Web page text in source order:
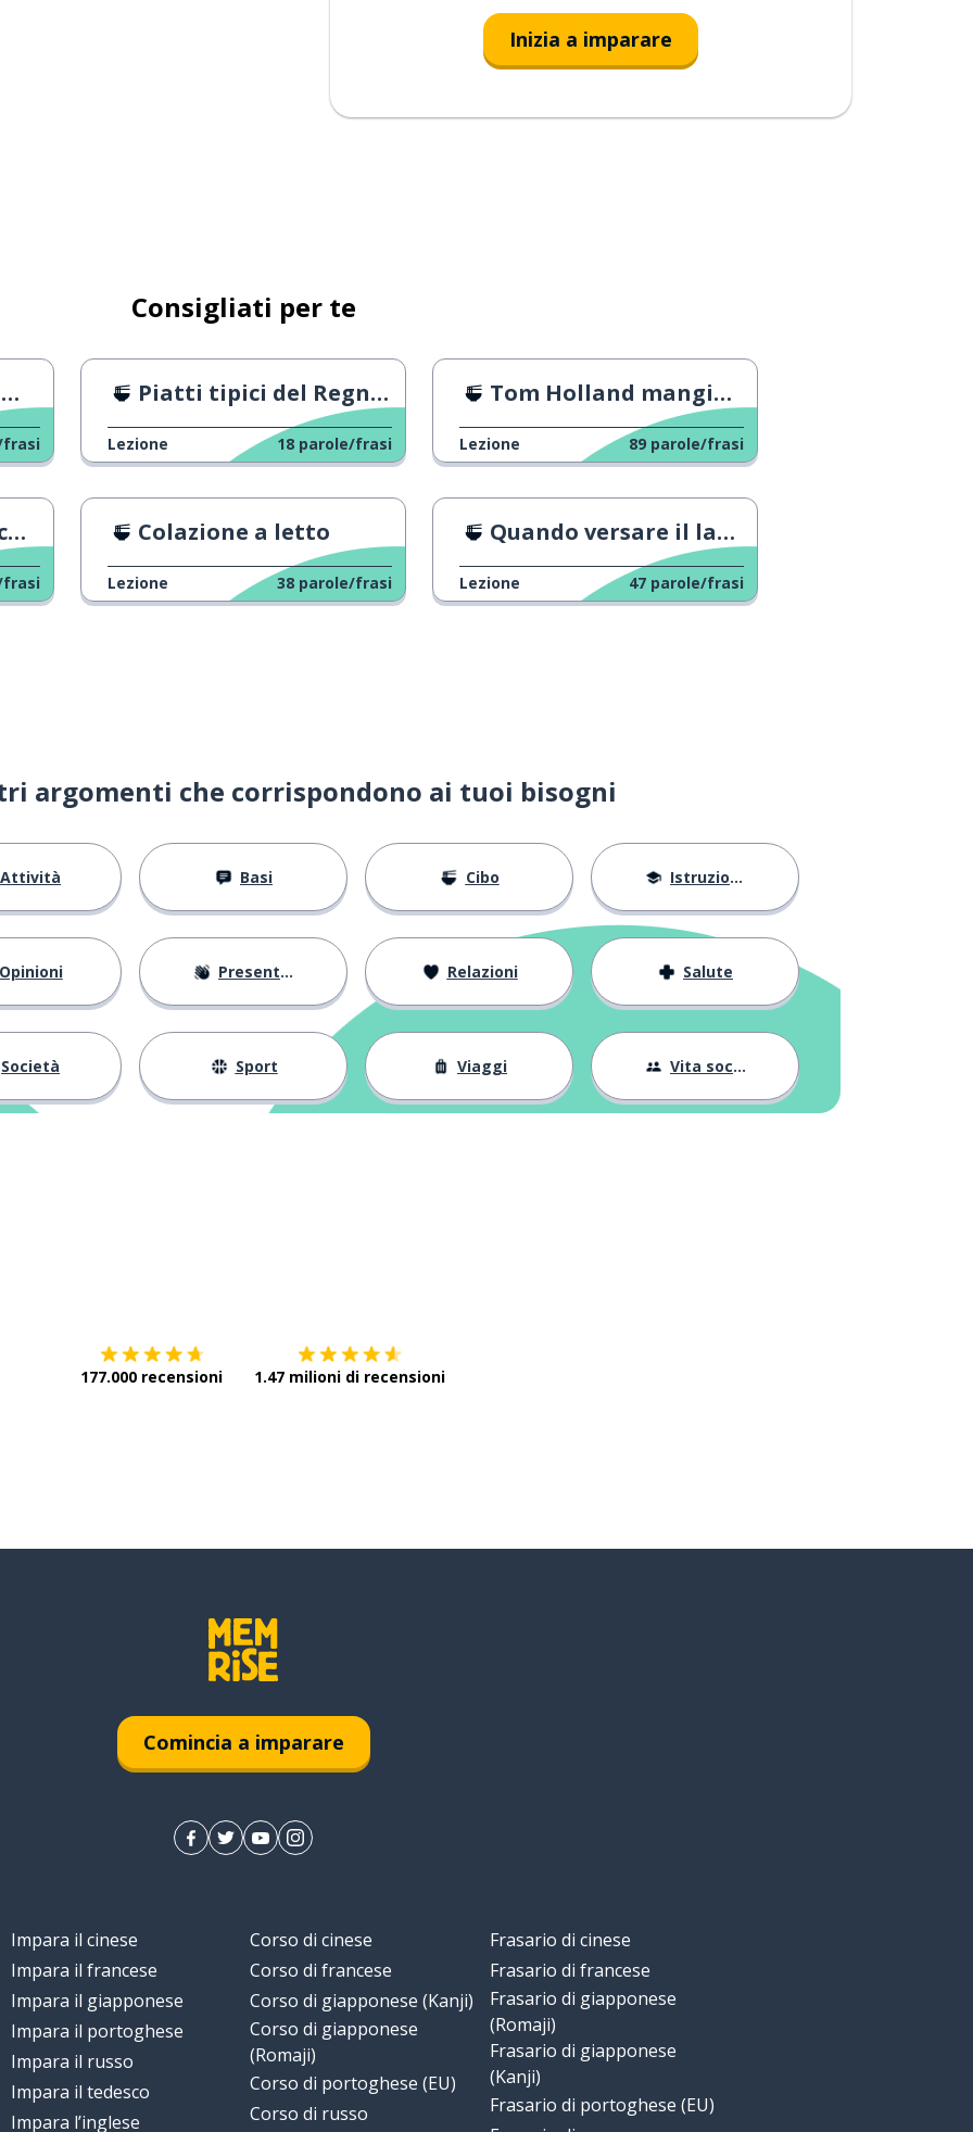
Inizia a imparare
Consigliati per te
frasi
Piatti tipici del Regno Unito in 24 ore
Lezione 18 parole/frasi
Tom Holland mangia degli snack
Lezione 89 parole/frasi
frasi
Colazione a letto
Lezione 38 parole/frasi
Quando versare il latte nel tè
Lezione 47 parole/frasi
argomenti che corrispondono ai tuoi bisogni
Attività Basi Cibo Istruzione
Opinioni Presentarsi Relazioni Salute
Società Sport Viaggi Vita sociale
177.000 recensioni 1.47 milioni di recensioni
Comincia a imparare
Impara il cinese
Impara il francese
Impara il giapponese
Impara il portoghese
Impara il russo
Impara il tedesco
Impara l’inglese
Corso di cinese
Corso di francese
Corso di giapponese (Kanji)
Corso di giapponese
(Romaji)
Corso di portoghese (EU)
Corso di russo
Frasario di cinese
Frasario di francese
Frasario di giapponese
(Romaji)
Frasario di giapponese
(Kanji)
Frasario di portoghese (EU)